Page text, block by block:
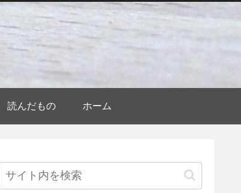
読んだもの ホーム